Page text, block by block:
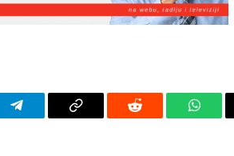
Telegram Copy
Reddit